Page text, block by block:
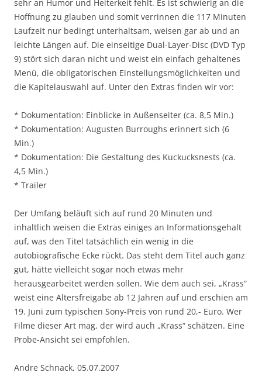
sehr an Humor und Heiterkeit fehlt. Es ist schwierig an die
Hoffnung zu glauben und somit verrinnen die 117 Minuten
Laufzeit nur bedingt unterhaltsam, weisen gar ab und an
leichte Längen auf. Die einseitige Dual-Layer-Disc (DVD Typ
9) stört sich daran nicht und weist ein einfach gehaltenes
Menü, die obligatorischen Einstellungsmöglichkeiten und
die Kapitelauswahl auf. Unter den Extras finden wir vor:
* Dokumentation: Einblicke in Außenseiter (ca. 8,5 Min.)
* Dokumentation: Augusten Burroughs erinnert sich (6
Min.)
* Dokumentation: Die Gestaltung des Kuckucksnests (ca.
4,5 Min.)
* Trailer
Der Umfang beläuft sich auf rund 20 Minuten und
inhaltlich weisen die Extras einiges an Informationsgehalt
auf, was den Titel tatsächlich ein wenig in die
autobiografische Ecke rückt. Das steht dem Titel auch ganz
gut, hätte vielleicht sogar noch etwas mehr
herausgearbeitet werden sollen. Wie dem auch sei, „Krass“
weist eine Altersfreigabe ab 12 Jahren auf und erschien am
19. Juni zum typischen Sony-Preis von rund 20,- Euro. Wer
Filme dieser Art mag, der wird auch „Krass“ schätzen. Eine
Probe-Ansicht sei empfohlen.
Andre Schnack, 05.07.2007